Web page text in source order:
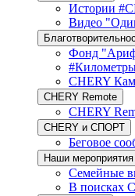
Истории
Видео
Фонд
CHERY
CHERY Remote
CHERY
CHERY и СПОРТ
Беговое
Наши мероприятия
Семейные
В поисках